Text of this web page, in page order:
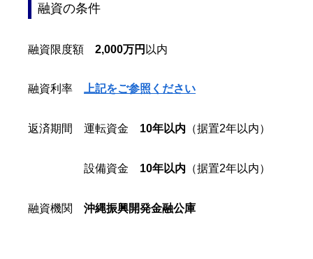
融資の条件
融資限度額 2,000万円 以内
融資利率 上記をご参照ください
返済期間 運転資金 10年以内 （据置2年以内）
設備資金 10年以内 （据置2年以内）
融資機関 沖縄振興開発金融公庫